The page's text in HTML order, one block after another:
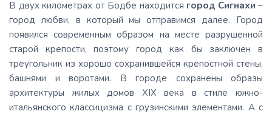
В двух километрах от Бодбе находится город Сигнахи –
город любви, в который мы отправимся далее. Город
появился современным образом на месте разрушенной
старой крепости, поэтому город как бы заключен в
треугольник из хорошо сохранившейся крепостной стены,
башнями и воротами. В городе сохранены образы
архитектуры жилых домов XIX века в стиле южно-
итальянского классицизма с грузинскими элементами. А с